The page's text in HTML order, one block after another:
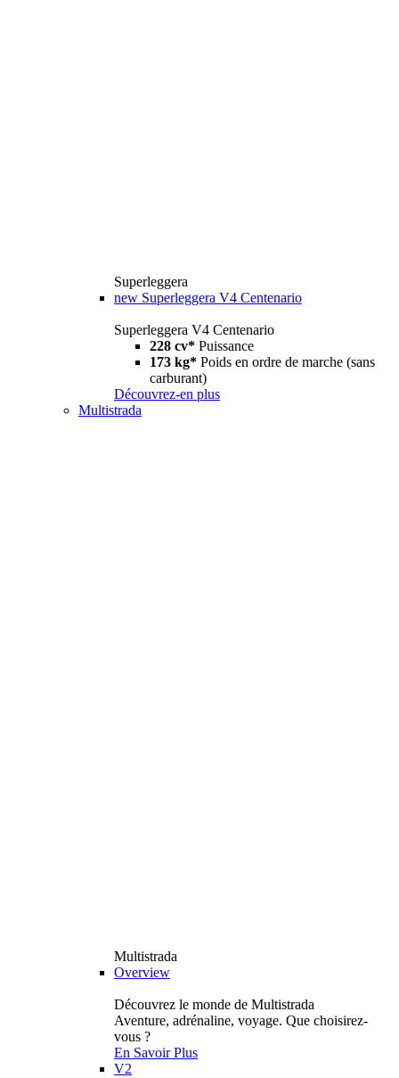
Superleggera
new Superleggera V4 Centenario
Superleggera V4 Centenario
228 cv* Puissance
173 kg* Poids en ordre de marche (sans
carburant)
Découvrez-en plus
Multistrada
Multistrada
Overview
Découvrez le monde de Multistrada
Aventure, adrénaline, voyage. Que choisirez-
vous ?
En Savoir Plus
V2